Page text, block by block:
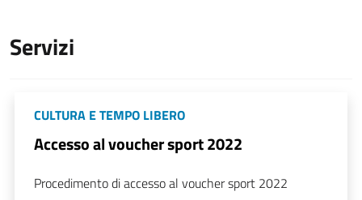
Servizi
CULTURA E TEMPO LIBERO
Accesso al voucher sport 2022
Procedimento di accesso al voucher sport 2022